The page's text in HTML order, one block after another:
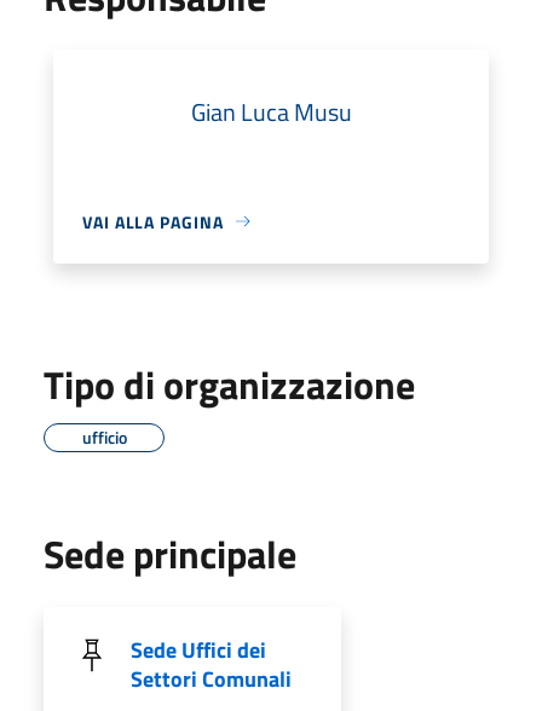
Gian Luca Musu
VAI ALLA PAGINA
Tipo di organizzazione
ufficio
Sede principale
Sede Uffici dei
Settori Comunali